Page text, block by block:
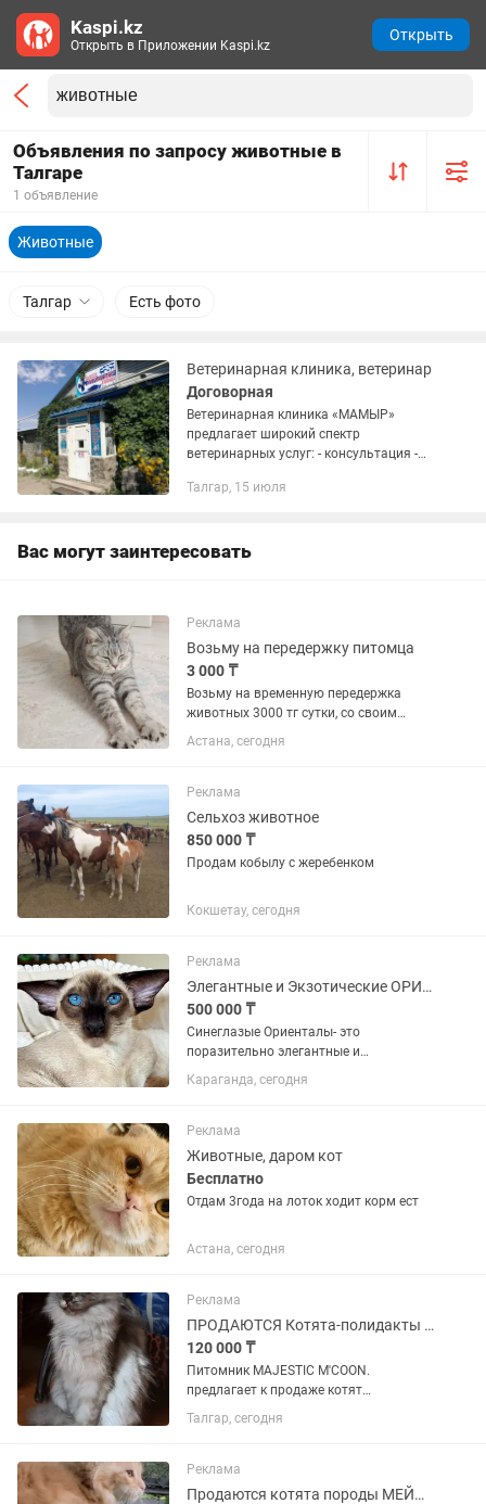
Объявления по запросу животные в
Талгаре
1 объявление
Животные
Талгар Есть фото
Ветеринарная клиника, ветеринар
Договорная
Ветеринарная клиника «МАМЫР»
предлагает широкий спектр
ветеринарных услуг: - консультация -
вакцинация - эвтаназия - подстриг
Талгар, 15 июля
Вас могут заинтересовать
Реклама
Возьму на передержку питомца
3 000 ₸
Возьму на временную передержка
животных 3000 тг сутки, со своим
лотком, кормом и всем необходимым.
Только временная передержку на
условия для вашего питомца,...
Астана, сегодня
Реклама
Сельхоз животное
850 000 ₸
Продам кобылу с жеребенком
Кокшетау, сегодня
Реклама
Элегантные и Экзотические ОРИЕНТАЛЬНЫЕ котята
500 000 ₸
Синеглазые Ориенталы- это
поразительно элегантные и
экзотические кошки . Голубой цвет глаз
по стандарту породы допустим только
шерсти . Для остальных ориенталов ,...
Караганда, сегодня
Реклама
Животные, даром кот
Бесплатно
Отдам 3года на лоток ходит корм ест
Астана, сегодня
Реклама
ПРОДАЮТСЯ Котята-полидакты породы Мейн-Кун ( кошечки) из питомника
120 000 ₸
Питомник MAJESTIC M'COON.
предлагает к продаже котят
полидактов-кошечки с отличными
породными данными. В шикарных
Серебряный черепаховый Породы
Мейн-Кун. Родители...
Талгар, сегодня
Реклама
Продаются котята породы МЕЙН-КУН
Kaspi.kz
Открыть в Приложении Kaspi.kz
Открыть